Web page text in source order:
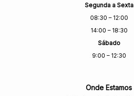
Segunda a Sexta
08:30 – 12:00
14:00 – 18:30
Sábado
9:00 – 12:30
Onde Estamos